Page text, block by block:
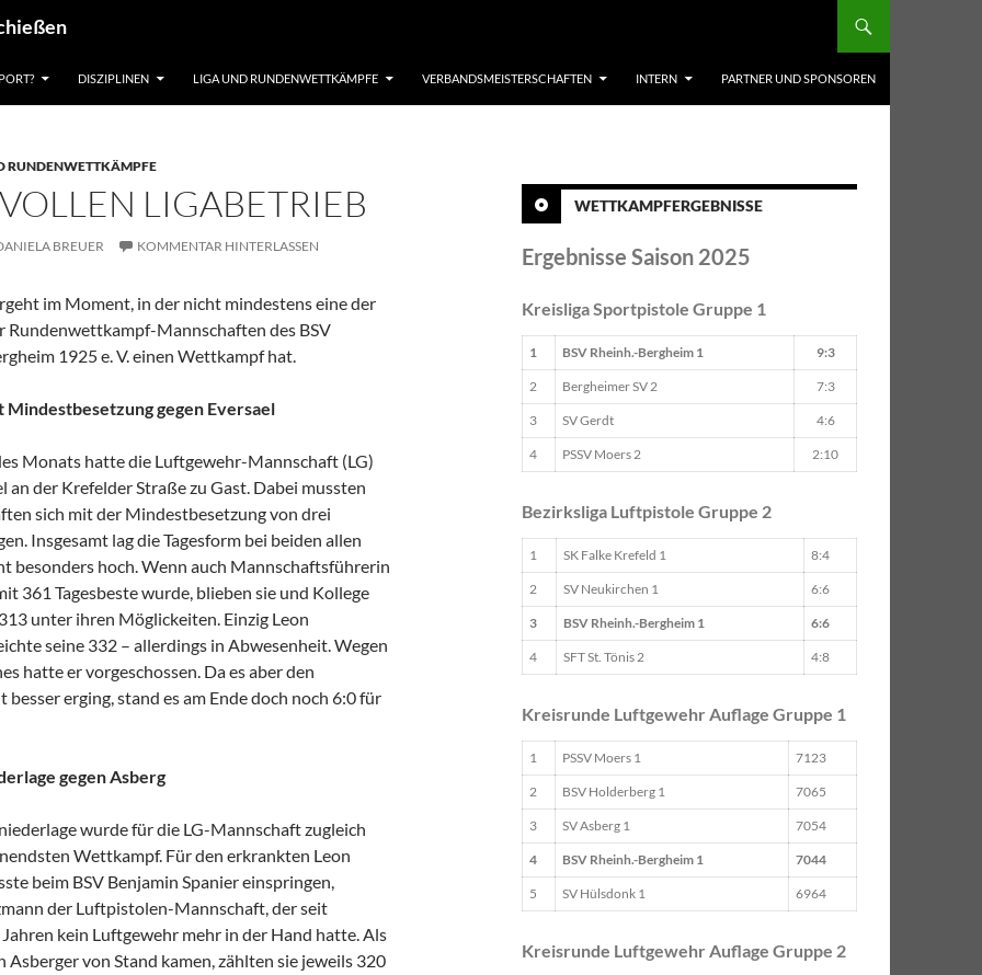
DISZIPLINEN LIGA UND RUNDENWETTKÄMPFE VERBANDSMEISTERSCHAFTEN INTERN PARTNER UND SPONSOREN
RUNDENWETTKÄMPFE
LIGABETRIEB
BREUER KOMMENTAR HINTERLASSEN
im Moment, in der nicht mindestens eine der
Rundenwettkampf-Mannschaften des BSV
1925 e. V. einen Wettkampf hat.
gegen Eversael
Monats hatte die Luftgewehr-Mannschaft (LG)
an der Krefelder Straße zu Gast. Dabei mussten
sich mit der Mindestbesetzung von drei
Insgesamt lag die Tagesform bei beiden allen
besonders hoch. Wenn auch Mannschaftsführerin
361 Tagesbeste wurde, blieben sie und Kollege
unter ihren Möglickeiten. Einzig Leon
seine 332 – allerdings in Abwesenheit. Wegen
hatte er vorgeschossen. Da es aber den
besser erging, stand es am Ende doch noch 6:0 für
gegen Asberg
wurde für die LG-Mannschaft zugleich
Wettkampf. Für den erkrankten Leon
beim BSV Benjamin Spanier einspringen,
der Luftpistolen-Mannschaft, der seit
kein Luftgewehr mehr in der Hand hatte. Als
Asberger von Stand kamen, zählten sie jeweils 320
WETTKAMPFERGEBNISSE
Ergebnisse Saison 2025
Kreisliga Sportpistole Gruppe 1
1 BSV Rheinh.-Bergheim 1 9:3
2 Bergheimer SV 2 7:3
3 SV Gerdt 4:6
4 PSSV Moers 2 2:10
Bezirksliga Luftpistole Gruppe 2
1 SK Falke Krefeld 1 8:4
2 SV Neukirchen 1 6:6
3 BSV Rheinh.-Bergheim 1 6:6
4 SFT St. Tönis 2 4:8
Kreisrunde Luftgewehr Auflage Gruppe 1
1 PSSV Moers 1 7123
2 BSV Holderberg 1 7065
3 SV Asberg 1 7054
4 BSV Rheinh.-Bergheim 1 7044
5 SV Hülsdonk 1 6964
Kreisrunde Luftgewehr Auflage Gruppe 2